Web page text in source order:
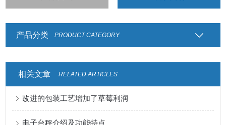
产品分类 PRODUCT CATEGORY
相关文章 RELATED ARTICLES
改进的包装工艺增加了草莓利润
电子台秤介绍及功能特点